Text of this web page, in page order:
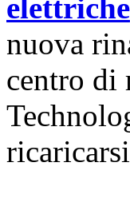
elettriche
nuova
centro di